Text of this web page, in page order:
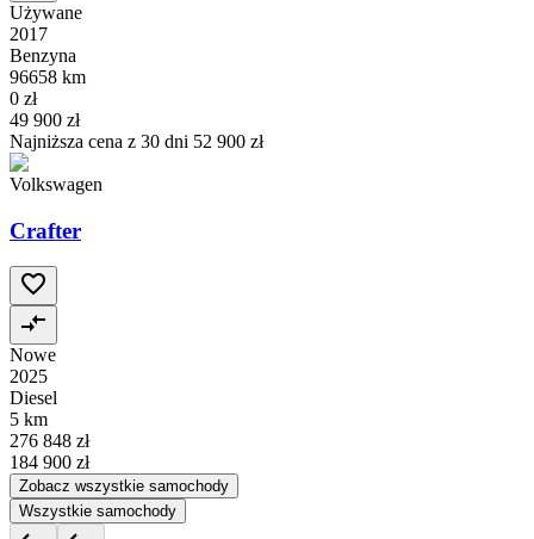
Używane
2017
Benzyna
96658 km
0 zł
49 900 zł
Najniższa cena z 30 dni 52 900 zł
Volkswagen
Crafter
Nowe
2025
Diesel
5 km
276 848 zł
184 900 zł
Zobacz wszystkie samochody
Wszystkie samochody